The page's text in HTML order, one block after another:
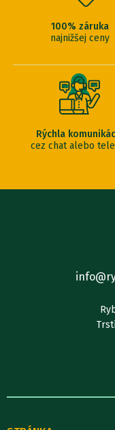
100% záruka
najnižšej ceny
Rýchla
cez chat alebo